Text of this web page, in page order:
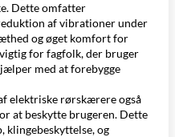
Dette omfatter
af vibrationer under
og øget komfort for
for fagfolk, der bruger
med at forebygge
elektriske rørskærere også
at beskytte brugeren. Dette
klingebeskyttelse, og